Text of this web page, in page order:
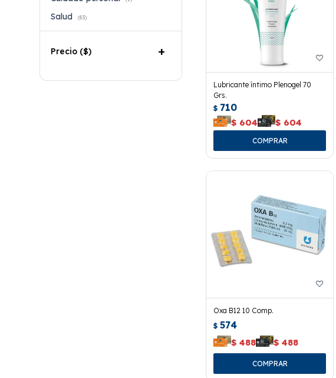
Lubricante íntimo Plenogel 70
Grs.
$ 710
$ 604 $ 604
Oxa B12 10 Comp.
$ 574
$ 488 $ 488
Salud (83)
Precio ($)